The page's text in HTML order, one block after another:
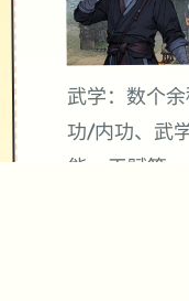
武学：数个
功/内功、武
能、天赋等